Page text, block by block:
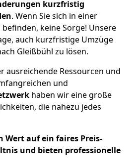
kurzfristig
. Wenn Sie sich in einer
keine Sorge! Unsere
auch kurzfristige Umzüge
Gleißbühl zu lösen.
ausreichende Ressourcen und
und
haben wir eine große
die nahezu jedes
Wert auf ein faires Preis-
und bieten professionelle